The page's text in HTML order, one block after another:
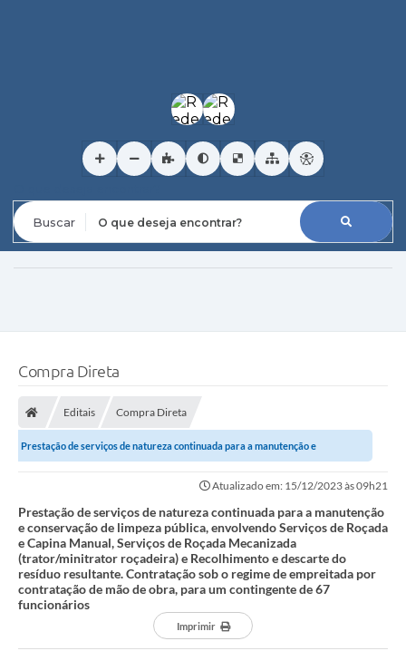
Compra Direta
Editais Compra Direta
Prestação de serviços de natureza continuada para a manutenção e
conservação de limpeza pública, envolvendo...
Atualizado em: 15/12/2023 às 09h21
Prestação de serviços de natureza continuada para a manutenção
e conservação de limpeza pública, envolvendo Serviços de Roçada
e Capina Manual, Serviços de Roçada Mecanizada
(trator/minitrator roçadeira) e Recolhimento e descarte do
resíduo resultante. Contratação sob o regime de empreitada por
contratação de mão de obra, para um contingente de 67
funcionários
Imprimir